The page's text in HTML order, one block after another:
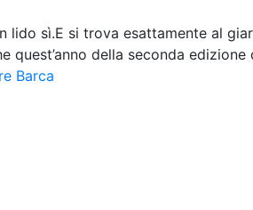
lido sì.E si trova esattamente al
quest’anno della seconda edizione
Barca